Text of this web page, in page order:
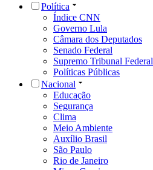
Política
Índice CNN
Governo Lula
Câmara dos Deputados
Senado Federal
Supremo Tribunal Federal
Políticas Públicas
Nacional
Educação
Segurança
Clima
Meio Ambiente
Auxílio Brasil
São Paulo
Rio de Janeiro